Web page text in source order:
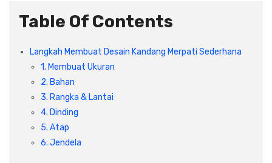
Aksesoris Perabot
Scaffolding
Semen & Sejenisnya
Table Of Contents
Langkah Membuat Desain Kandang Merpati Sederhana
1. Membuat Ukuran
2. Bahan
3. Rangka & Lantai
4. Dinding
5. Atap
6. Jendela